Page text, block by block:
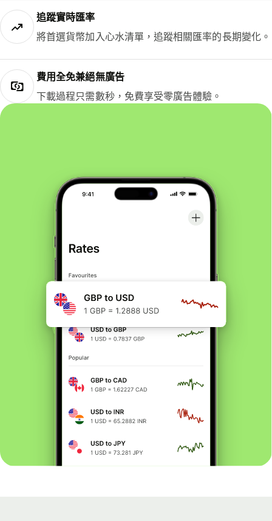
追蹤實時匯率
將首選貨幣加入心水清單，追蹤相關匯率的長期變化。
費用全免兼絕無廣告
下載過程只需數秒，免費享受零廣告體驗。